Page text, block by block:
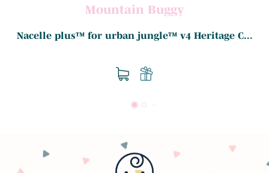
Mountain Buggy
Nacelle plus™ for urban jungle™ v4 Heritage C...